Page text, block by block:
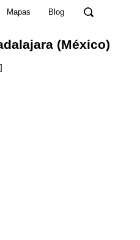
Mapas Blog
(México)
]